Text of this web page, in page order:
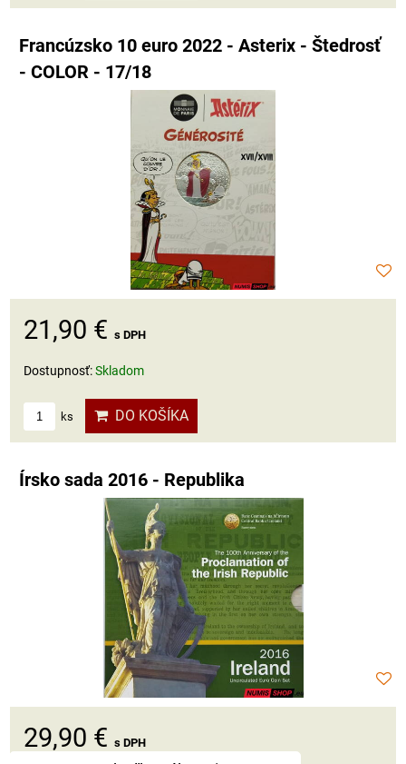
Francúzsko 10 euro 2022 - Asterix - Štedrosť
- COLOR - 17/18
21,90 € s DPH
Dostupnosť:Skladom
ks DO KOŠÍKA
Írsko sada 2016 - Republika
29,90 € s DPH